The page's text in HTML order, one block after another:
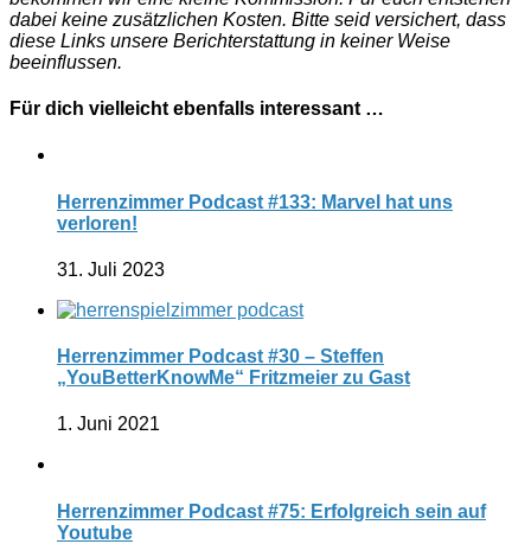
dabei keine zusätzlichen Kosten. Bitte seid versichert, dass
diese Links unsere Berichterstattung in keiner Weise
beeinflussen.
Für dich vielleicht ebenfalls interessant …
Herrenzimmer Podcast #133: Marvel hat uns
verloren!
31. Juli 2023
Herrenzimmer Podcast #30 – Steffen
„YouBetterKnowMe“ Fritzmeier zu Gast
1. Juni 2021
Herrenzimmer Podcast #75: Erfolgreich sein auf
Youtube